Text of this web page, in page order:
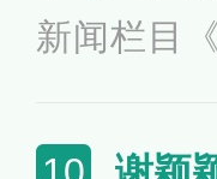
新闻栏目
曾先后获